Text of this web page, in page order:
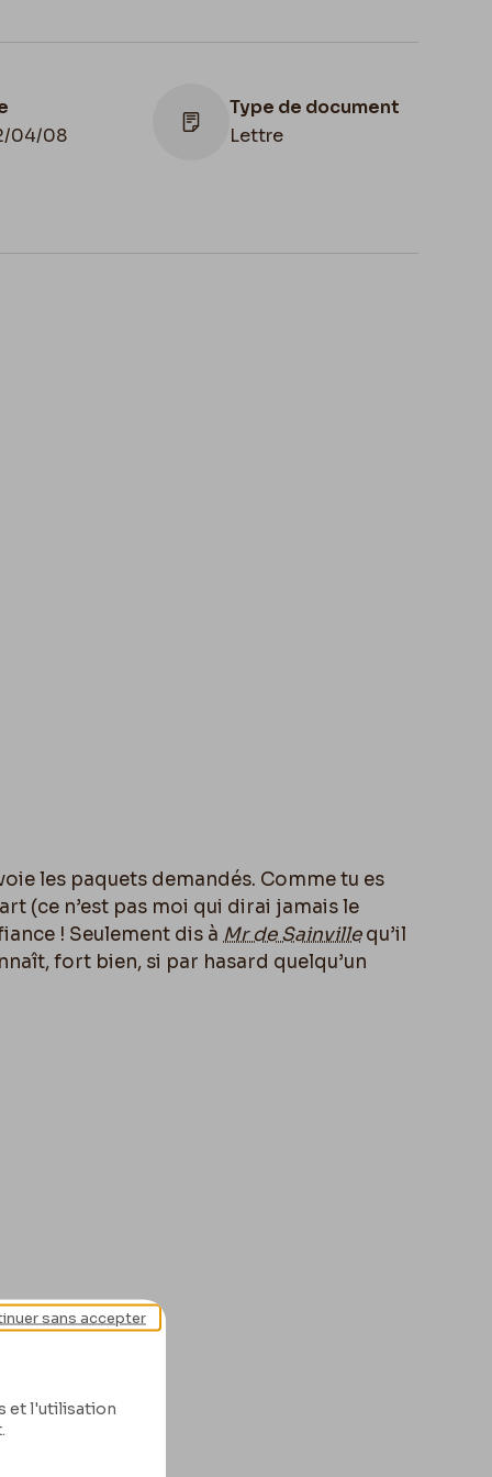
04/08
Type de document
Lettre
les paquets demandés. Comme tu es
(ce n’est pas moi qui dirai jamais le
! Seulement dis à Mr de Sainvillequ’il
fort bien, si par hasard quelqu’un
et l'utilisation
sans accepter